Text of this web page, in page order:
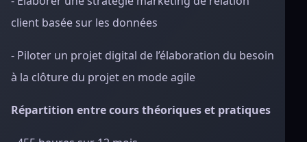
client basée sur les données
- Piloter un projet digital de l’élaboration du besoin
à la clôture du projet en mode agile
Répartition entre cours théoriques et pratiques